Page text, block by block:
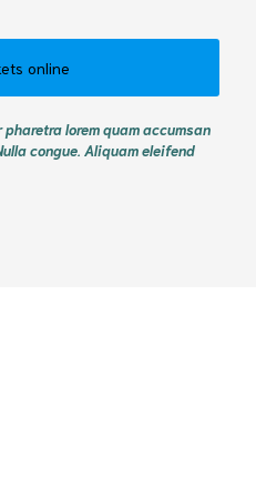
online
lorem quam accumsan
congue. Aliquam eleifend